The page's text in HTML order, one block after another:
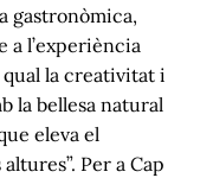
gastronòmica,
a l’experiència
la creativitat i
la bellesa natural
eleva el
Per a Cap